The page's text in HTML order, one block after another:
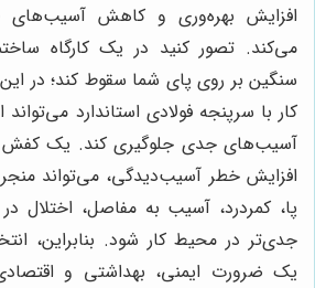
افزایش بهره‌وری و کاهش آسیب‌های
می‌کند. تصور کنید در یک کارگاه
سنگین بر روی پای شما سقوط کند؛ در
کار با سرپنجه فولادی استاندارد
آسیب‌های جدی جلوگیری کند. یک کفش
افزایش خطر آسیب‌دیدگی، می‌تواند
پا، کمردرد، آسیب به مفاصل، اختلال
جدی‌تر در محیط کار شود. بنابراین،
یک ضرورت ایمنی، بهداشتی و